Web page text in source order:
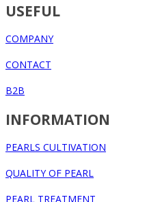
USEFUL
COMPANY
CONTACT
B2B
INFORMATION
PEARLS CULTIVATION
QUALITY OF PEARL
PEARL TREATMENT